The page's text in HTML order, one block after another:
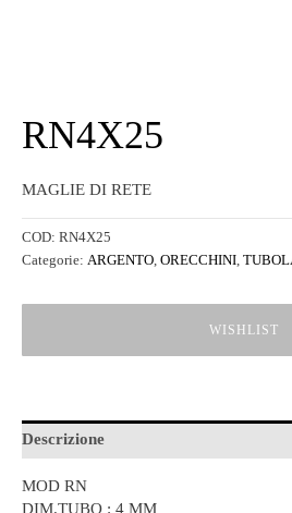
RN4X25
MAGLIE DI RETE
COD: RN4X25
Categorie: ARGENTO, ORECCHINI,
WISHLIST
Descrizione
MOD RN
DIM.TUBO : 4 MM